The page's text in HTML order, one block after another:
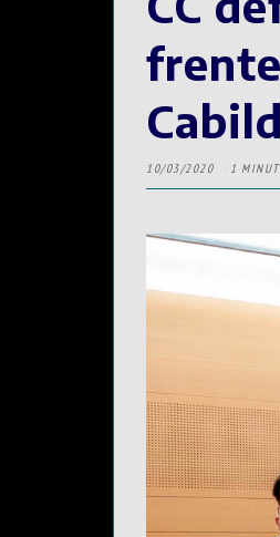
10/03/2020 1